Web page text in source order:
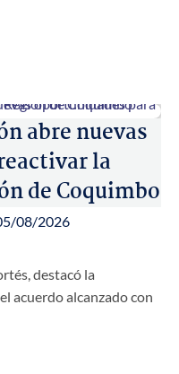
abre nuevas
la
de Coquimbo
08/2026
destacó la
acuerdo alcanzado con